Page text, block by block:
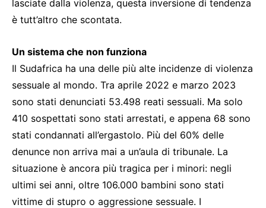
lasciate dalla violenza, questa inversione di tendenza
è tutt’altro che scontata.
Un sistema che non funziona
Il Sudafrica ha una delle più alte incidenze di violenza
sessuale al mondo. Tra aprile 2022 e marzo 2023
sono stati denunciati 53.498 reati sessuali. Ma solo
410 sospettati sono stati arrestati, e appena 68 sono
stati condannati all’ergastolo. Più del 60% delle
denunce non arriva mai a un’aula di tribunale. La
situazione è ancora più tragica per i minori: negli
ultimi sei anni, oltre 106.000 bambini sono stati
vittime di stupro o aggressione sessuale. I